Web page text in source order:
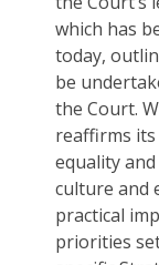
which has
today,
be
the Court.
reaffirms
equality
culture and
practical
priorities